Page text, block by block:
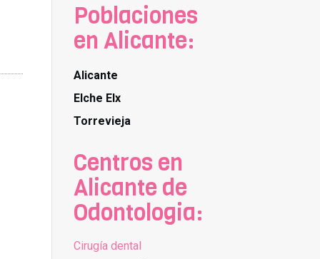
Poblaciones
en Alicante:
Alicante
Elche Elx
Torrevieja
Centros en
Alicante de
Odontologia:
Cirugía dental